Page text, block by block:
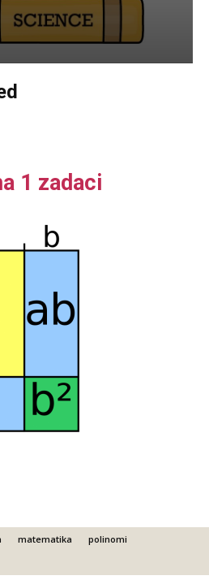
1 zadaci
matematika
polinomi